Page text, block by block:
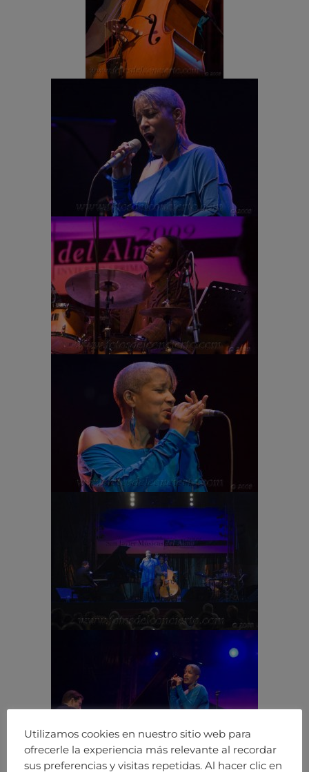
Utilizamos cookies en nuestro sitio web para
ofrecerle la experiencia más relevante al recordar
sus preferencias y visitas repetidas. Al hacer clic en